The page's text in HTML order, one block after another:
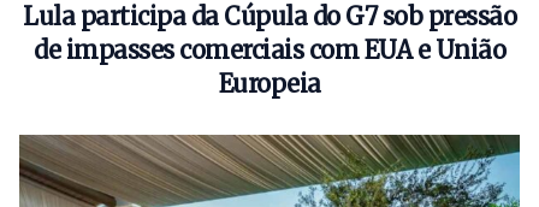
Lula participa da Cúpula do G7 sob pressão
de impasses comerciais com EUA e União
Europeia